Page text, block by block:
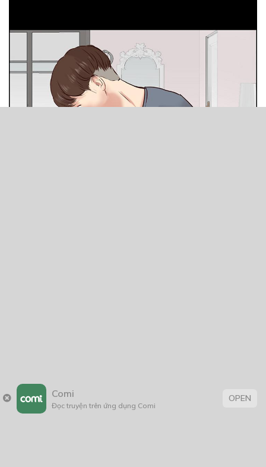
Comi
Đọc truyện trên ứng dụng Comi
OPEN